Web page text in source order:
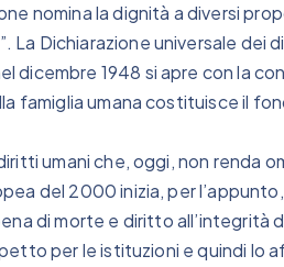
nomina la dignità a diversi
Dichiarazione universale dei
dicembre 1948 si apre con la
famiglia umana costituisce il
umani che, oggi, non renda
del 2000 inizia, per
di morte e diritto all’integrità
per le istituzioni e quindi lo